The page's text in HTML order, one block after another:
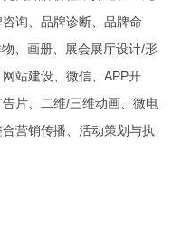
询、品牌诊断、品牌命
、画册、展会展厅设计/形
站建设、微信、APP开
片、二维/三维动画、微电
营销传播、活动策划与执